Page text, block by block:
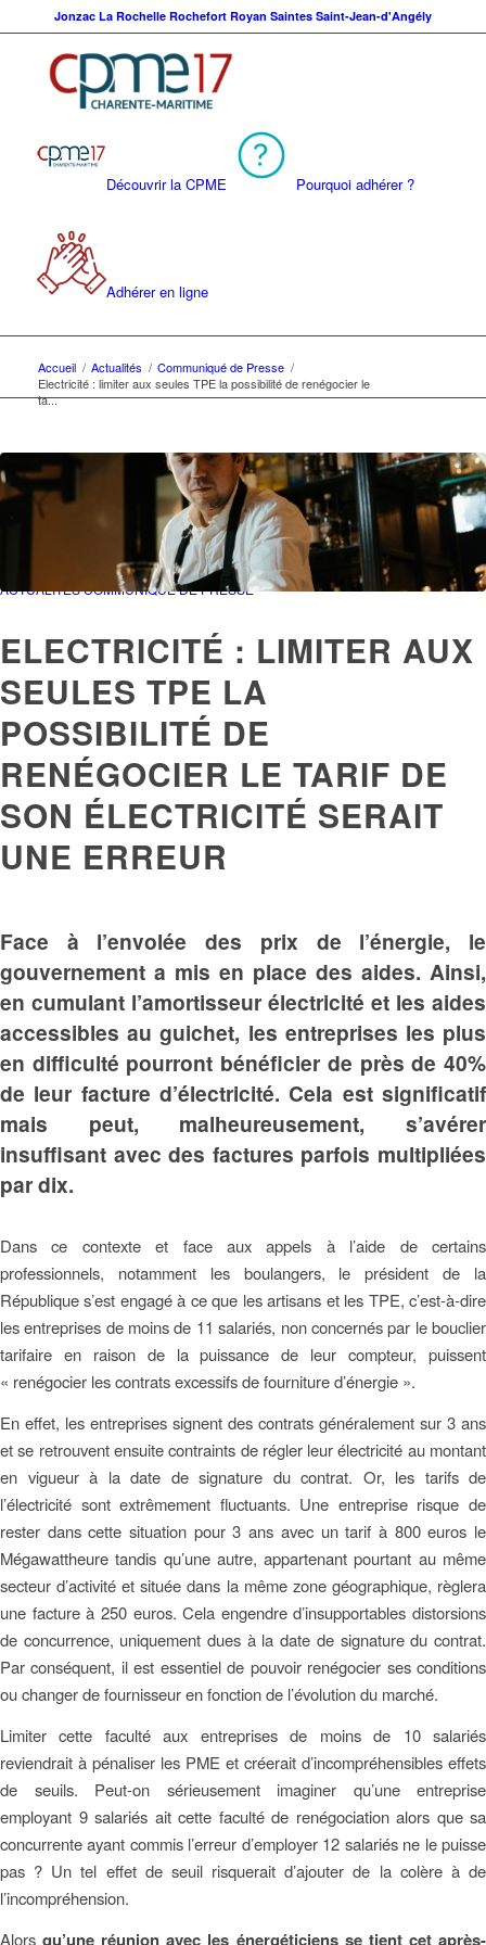
Jonzac La Rochelle Rochefort Royan Saintes Saint-Jean-d'Angély
Découvrir la CPME Pourquoi adhérer ?
Adhérer en ligne
Accueil / Actualités / Communiqué de Presse /
Electricité : limiter aux seules TPE la possibilité de renégocier le
ta...
ACTUALITÉSCOMMUNIQUÉ DE PRESSE
ELECTRICITÉ : LIMITER AUX
SEULES TPE LA
POSSIBILITÉ DE
RENÉGOCIER LE TARIF DE
SON ÉLECTRICITÉ SERAIT
UNE ERREUR
Face à l’envolée des prix de l’énergie, le
gouvernement a mis en place des aides. Ainsi,
en cumulant l’amortisseur électricité et les aides
accessibles au guichet, les entreprises les plus
en difficulté pourront bénéficier de près de 40%
de leur facture d’électricité. Cela est significatif
mais peut, malheureusement, s’avérer
insuffisant avec des factures parfois multipliées
par dix.
Dans ce contexte et face aux appels à l’aide de certains
professionnels, notamment les boulangers, le président de la
République s’est engagé à ce que les artisans et les TPE, c’est-à-dire
les entreprises de moins de 11 salariés, non concernés par le bouclier
tarifaire en raison de la puissance de leur compteur, puissent
« renégocier les contrats excessifs de fourniture d’énergie ».
En effet, les entreprises signent des contrats généralement sur 3 ans
et se retrouvent ensuite contraints de régler leur électricité au montant
en vigueur à la date de signature du contrat. Or, les tarifs de
l’électricité sont extrêmement fluctuants. Une entreprise risque de
rester dans cette situation pour 3 ans avec un tarif à 800 euros le
Mégawattheure tandis qu’une autre, appartenant pourtant au même
secteur d’activité et située dans la même zone géographique, règlera
une facture à 250 euros. Cela engendre d’insupportables distorsions
de concurrence, uniquement dues à la date de signature du contrat.
Par conséquent, il est essentiel de pouvoir renégocier ses conditions
ou changer de fournisseur en fonction de l’évolution du marché.
Limiter cette faculté aux entreprises de moins de 10 salariés
reviendrait à pénaliser les PME et créerait d’incompréhensibles effets
de seuils. Peut-on sérieusement imaginer qu’une entreprise
employant 9 salariés ait cette faculté de renégociation alors que sa
concurrente ayant commis l’erreur d’employer 12 salariés ne le puisse
pas ? Un tel effet de seuil risquerait d’ajouter de la colère à de
l’incompréhension.
Alorsqu’une réunion avec les énergéticiens se tient cet après-